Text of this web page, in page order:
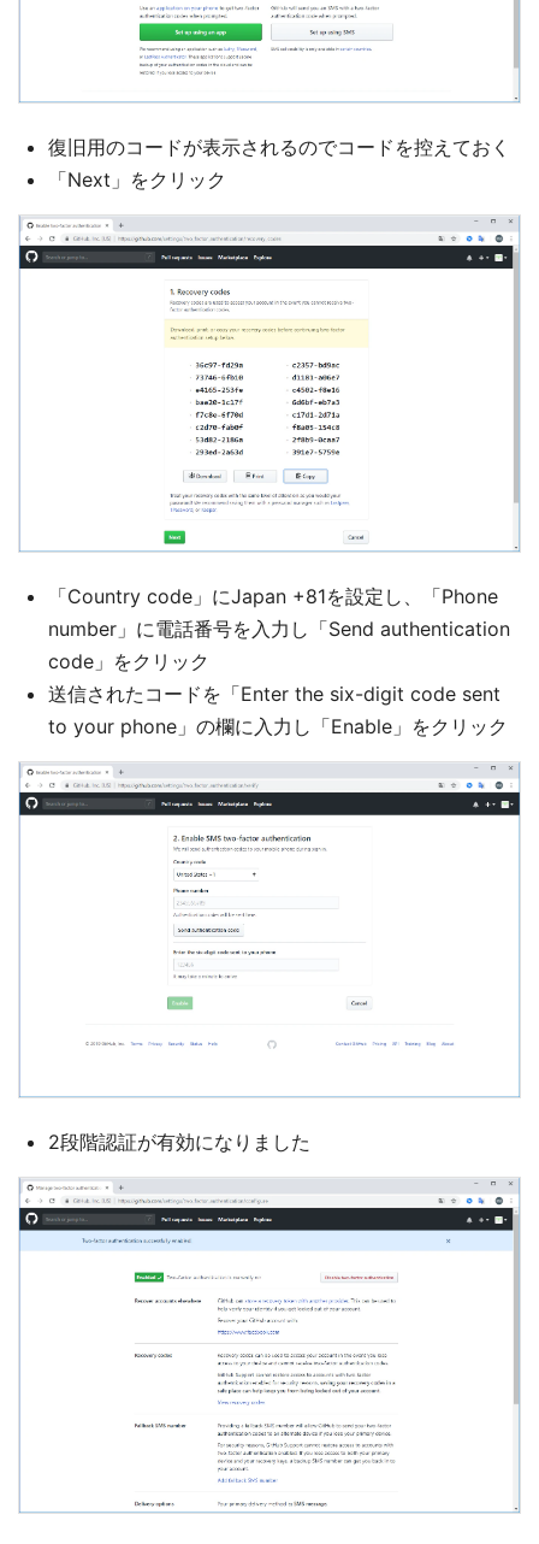
復旧用のコードが表示されるのでコードを控えておく
「Next」をクリック
「Country code」にJapan +81を設定し、「Phone
number」に電話番号を入力し「Send authentication
code」をクリック
送信されたコードを「Enter the six-digit code sent
to your phone」の欄に入力し「Enable」をクリック
2段階認証が有効になりました